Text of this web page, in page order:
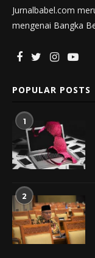
Jurnalbabel.com
mengenai Bangka
POPULAR POSTS
1
2